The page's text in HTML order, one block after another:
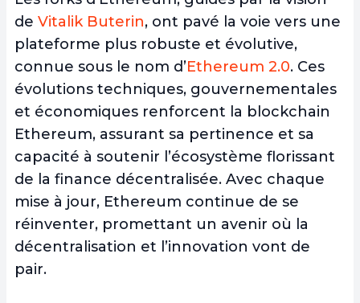
de Vitalik Buterin, ont pavé la voie vers une
plateforme plus robuste et évolutive,
connue sous le nom d’Ethereum 2.0. Ces
évolutions techniques, gouvernementales
et économiques renforcent la blockchain
Ethereum, assurant sa pertinence et sa
capacité à soutenir l’écosystème florissant
de la finance décentralisée. Avec chaque
mise à jour, Ethereum continue de se
réinventer, promettant un avenir où la
décentralisation et l’innovation vont de
pair.